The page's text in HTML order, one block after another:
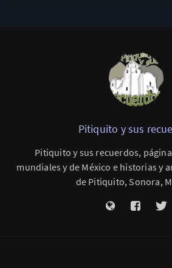
Pitiquito y sus
Pitiquito y sus recuerdos,
mundiales y de México e historias y
de Pitiquito, Sonora,